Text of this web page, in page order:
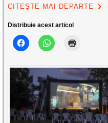
CITEȘTE MAI DEPARTE
Distribuie acest articol